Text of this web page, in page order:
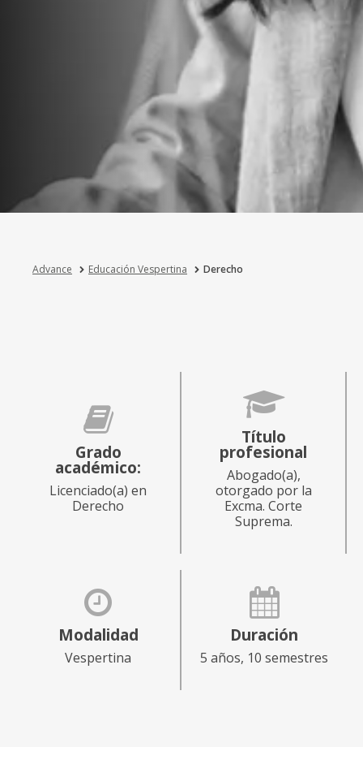
Advance Educación Vespertina Derecho
Grado
académico:
Licenciado(a) en
Derecho
Título
profesional
Abogado(a),
otorgado por la
Excma. Corte
Suprema.
Modalidad
Vespertina
Duración
5 años, 10 semestres